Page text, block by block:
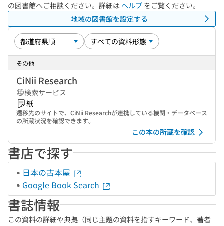
の図書館へご相談ください。詳細は ヘルプ をご覧ください。
地域の図書館を設定する
その他
CiNii Research
検索サービス
紙
遷移先のサイトで、CiNii Researchが連携している機関・データベース
の所蔵状況を確認できます。
この本の所蔵を確認
書店で探す
日本の古本屋
Google Book Search
書誌情報
この資料の詳細や典拠（同じ主題の資料を指すキーワード、著者